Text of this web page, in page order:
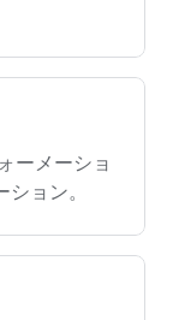
ーメーショ
ョン。